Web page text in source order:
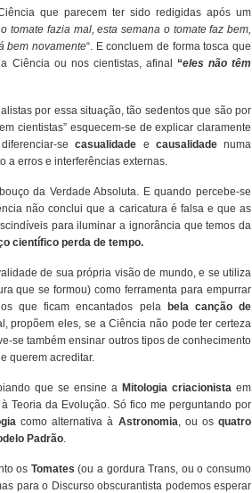
que parecem ter sido redigidas após um
tomate fazia mal, esta semana o tomate faz bem,
bem novamente“. E concluem de forma tosca que
Ciência ou nos cientistas, afinal “eles não têm
por essa situação, tão sedentos que são por
cientistas” esquecem-se de explicar claramente
secasualidade e causalidadenuma
a erros e interferências externas.
da Verdade Absoluta. E quando percebe-se
não conclui que a caricatura é falsa e que as
para iluminar a ignorância que temos da
científico perda de tempo.
de sua própria visão de mundo, e se utiliza
que se formou) como ferramenta para empurrar
que ficam encantados pela
bela canção de
propõem eles, se a Ciência não pode ter certeza
se também ensinar outros tipos de conhecimento
querem acreditar.
que se ensine a Mitologia criacionista em
Teoria da Evolução. Só fico me perguntando por
como alternativa à Astronomia, ou osquatro
Padrão.
os Tomates(ou a gordura Trans, ou o consumo
para o Discurso obscurantista podemos esperar